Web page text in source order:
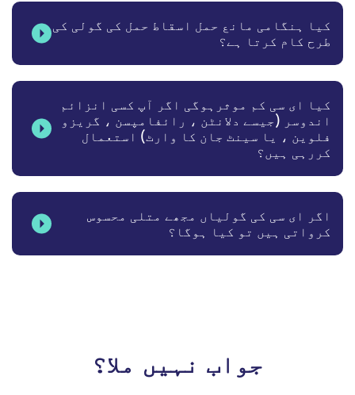
کیا ہنگامی مانع حمل اسقاط حمل کی گولی کی
طرح کام کرتا ہے؟
کیا ای سی کم موثرہوگی اگر آپ کسی انزائم
اندوسر (جیسے دلانٹن ، رائفامپسن ، گریزو
فلوین ، یا سینٹ جان کا وارٹ) استعمال
کررہی ہیں؟
اگر ای سی کی گولیاں مجھے متلی محسوس
کرواتی ہیں تو کیا ہوگا؟
جواب نہیں ملا؟